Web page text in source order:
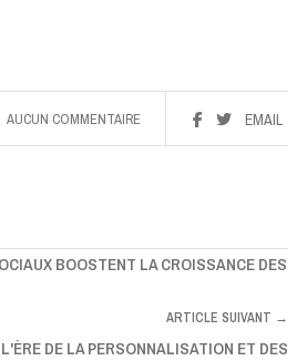
EMAIL
AUCUN COMMENTAIRE
BOOSTENT LA CROISSANCE DES
ARTICLE SUIVANT →
DE LA PERSONNALISATION ET DES